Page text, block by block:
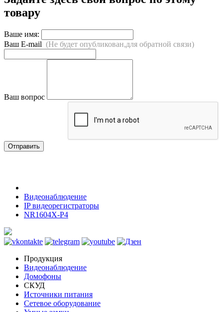
товару
Ваше имя:
Ваш E-mail (Не будет опубликован,для обратной связи)
Ваш вопрос
Отправить
Видеонаблюдение
IP видеорегистраторы
NR1604X-P4
Продукция
Видеонаблюдение
Домофоны
СКУД
Источники питания
Сетевое оборудование